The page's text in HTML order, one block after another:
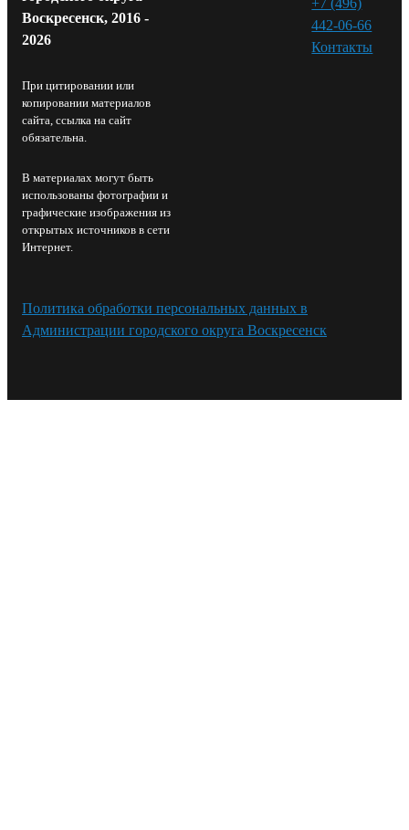
Воскресенск, 2016 -
2026
При цитировании или
копировании материалов
сайта, ссылка на сайт
обязательна.
В материалах могут быть
использованы фотографии и
графические изображения из
открытых источников в сети
Интернет.
442-06-66
Контакты⁠
Политика обработки персональных данных в
Администрации городского округа Воскресенск